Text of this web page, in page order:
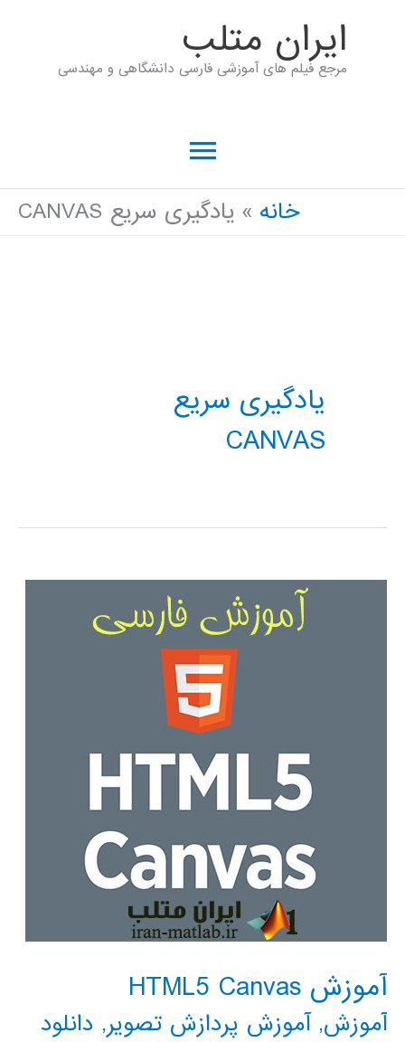
ايران متلب
مرجع فیلم های آموزشی فارسی دانشگاهی و مهندسی
فهرست
اصلی
خانه یادگیری سریع CANVAS
یادگیری سریع
CANVAS
آموزش HTML5 Canvas
آموزش,آموزش پردازش تصویر, دانلود